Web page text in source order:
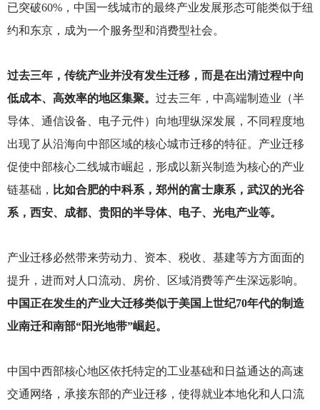
已突破60%，中国一线城市的最终产业发展形态可能类似于纽
约和东京，成为一个服务型和消费型社会。
过去三年，传统产业并没有发生迁移，而是在出清过程中向
低成本、高效率的地区集聚。 过去三年，中高端制造业（半
导体、通信设备、电子元件）向地理纵深发展，不同程度地
出现了从沿海向中部区域的核心城市迁移的特征。产业迁移
促使中部核心二线城市崛起，形成以新兴制造为核心的产业
链基础， 比如合肥的中科系，郑州的富士康系，武汉的光谷
系，西安、成都、贵阳的半导体、电子、光电产业等。
产业迁移必然带来劳动力、资本、税收、基建等方方面面的
提升，进而对人口流动、房价、区域消费等产生深远影响。
中国正在发生的产业大迁移类似于美国上世纪70年代的制造
业南迁和南部“阳光地带”崛起。
中国中西部核心地区依托特定的工业基础和日益通达的高速
交通网络，承接东部的产业迁移，使得就业本地化和人口流